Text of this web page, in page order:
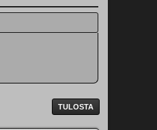
TULOSTA